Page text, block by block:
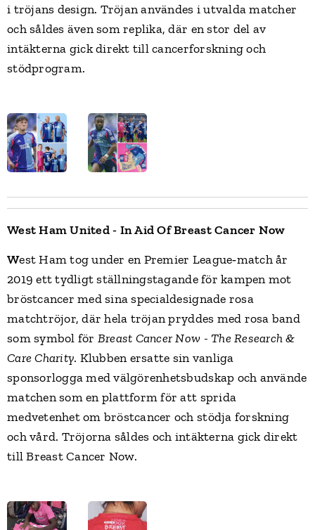
i tröjans design. Tröjan användes i utvalda matcher
och såldes även som replika, där en stor del av
intäkterna gick direkt till cancerforskning och
stödprogram.
West Ham United - In Aid Of Breast Cancer Now
West Ham tog under en Premier League‑match år
2019 ett tydligt ställningstagande för kampen mot
bröstcancer med sina specialdesignade rosa
matchtröjor, där hela tröjan pryddes med rosa band
som symbol för Breast Cancer Now - The Research &
Care Charity. Klubben ersatte sin vanliga
sponsorlogga med välgörenhetsbudskap och använde
matchen som en plattform för att sprida
medvetenhet om bröstcancer och stödja forskning
och vård. Tröjorna såldes och intäkterna gick direkt
till Breast Cancer Now.